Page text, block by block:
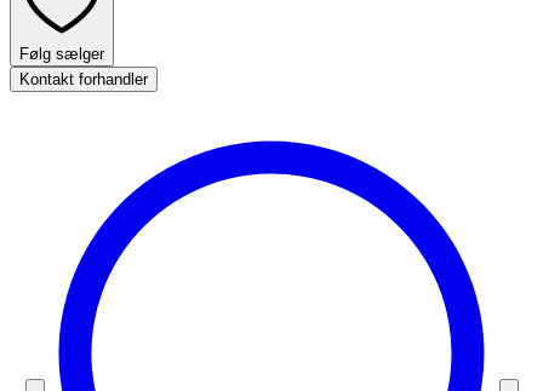
Følg sælger
Kontakt forhandler